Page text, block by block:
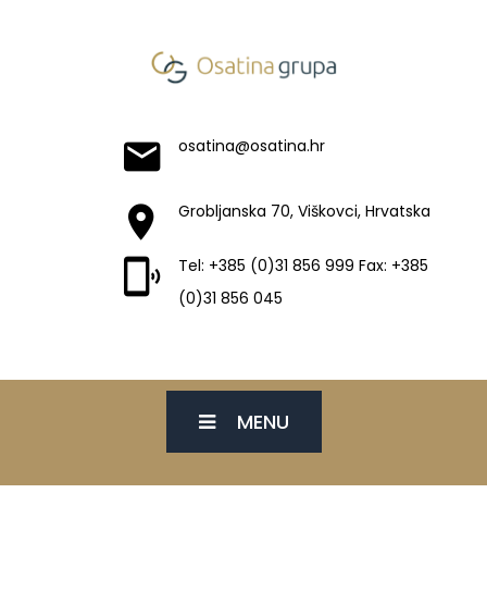
osatina@osatina.hr
Grobljanska 70, Viškovci, Hrvatska
Tel: +385 (0)31 856 999 Fax: +385
(0)31 856 045
MENU